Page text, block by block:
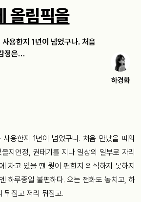
올림픽을
용한지 1년이 넘었구나. 처음
정은…
하경화
용한지 1년이 넘었구나. 처음 만났을 때의
지언정, 권태기를 지나 일상의 일부로 자리
차고 있을 땐 뭣이 편한지 의식하지 못하지
하루종일 불편하다. 오는 전화도 놓치고, 하
뒤집고 저리 뒤집고.